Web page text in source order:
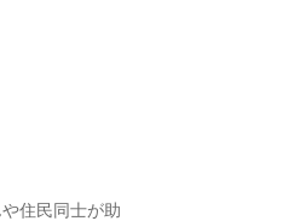
住民同士が助